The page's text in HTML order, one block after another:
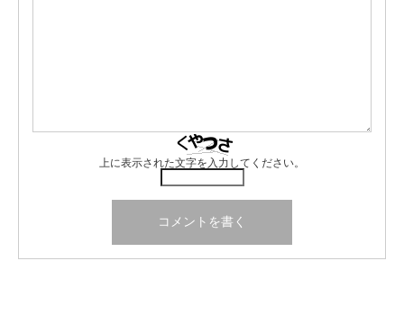
上に表示された文字を入力してください。